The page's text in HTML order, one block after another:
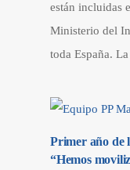
están incluidas
Ministerio del
toda España.
Primer año de
“Hemos